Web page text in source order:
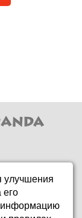
улучшения
его
информацию